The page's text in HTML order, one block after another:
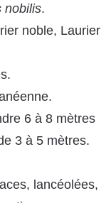
nobilis.
noble, Laurier
6 à 8 mètres
3 à 5 mètres.
lancéolées,